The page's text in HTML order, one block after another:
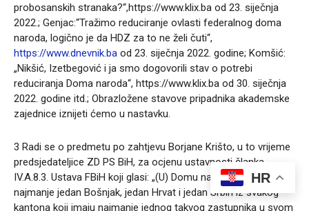
probosanskih stranaka?“,https://www.klix.ba od 23. siječnja
2022.; Genjac:“Tražimo reduciranje ovlasti federalnog doma
naroda, logično je da HDZ za to ne želi čuti“,
https://www.dnevnik.ba od 23. siječnja 2022. godine; Komšić:
„Nikšić, Izetbegović i ja smo dogovorili stav o potrebi
reduciranja Doma naroda“, https://www.klix.ba od 30. siječnja
2022. godine itd.; Obrazložene stavove pripadnika akademske
zajednice iznijeti ćemo u nastavku.
3 Radi se o predmetu po zahtjevu Borjane Krišto, u to vrijeme
predsjedateljice ZD PS BiH, za ocjenu ustavnosti članka
IV.A.8.3. Ustava FBiH koji glasi: „(U) Domu naroda bit će
najmanje jedan Bošnjak, jedan Hrvat i jedan Srbin iz svakog
kantona koji imaju najmanje jednog takvog zastupnika u svom
HR